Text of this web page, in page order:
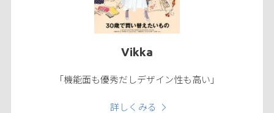
Vikka
「機能面も優秀だしデザイン性も高い」
詳しくみる